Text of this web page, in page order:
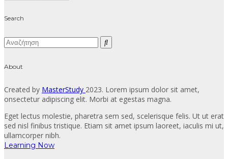
Search
About
Created by MasterStudy 2023. Lorem ipsum dolor sit amet,
onsectetur adipiscing elit. Morbi at egestas magna.
Eget lectus molestie, pharetra sem sed, scelerisque felis. Ut ut erat
sed nisl finibus tristique. Etiam sit amet ipsum laoreet, iaculis mi ut,
ullamcorper nibh.
Learning Now